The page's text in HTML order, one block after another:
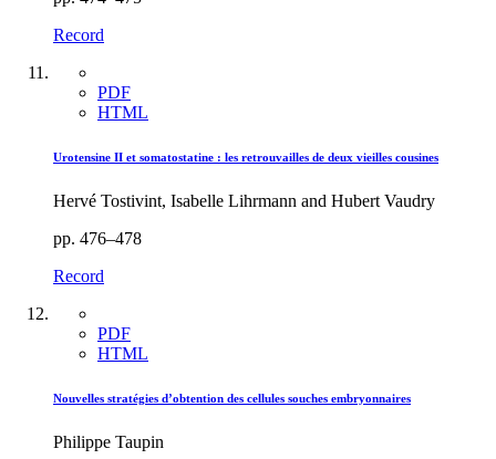
Record
PDF
HTML
Urotensine II et somatostatine : les retrouvailles de deux vieilles cousines
Hervé Tostivint, Isabelle Lihrmann and Hubert Vaudry
pp. 476–478
Record
PDF
HTML
Nouvelles stratégies d’obtention des cellules souches embryonnaires
Philippe Taupin